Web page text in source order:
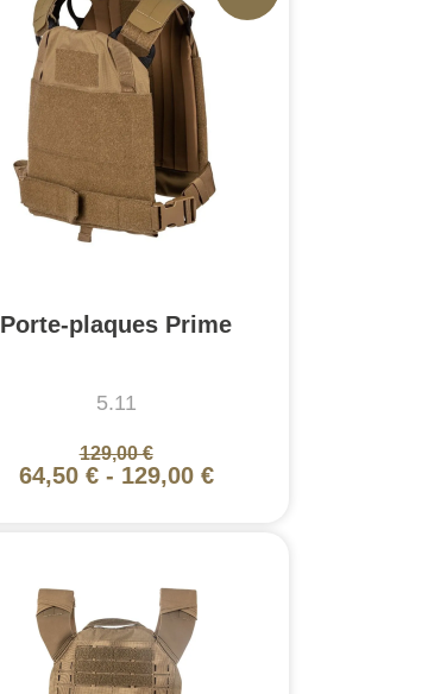
Porte-plaques Prime
5.11
129,00 €
64,50 €- 129,00 €